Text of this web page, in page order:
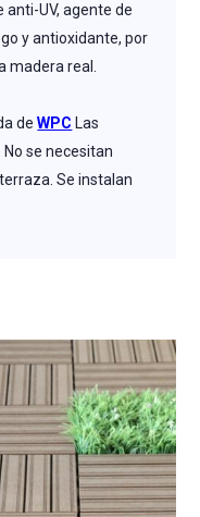
UV, agente de
y antioxidante, por
madera real.
deWPC Las
No se necesitan
Se instalan